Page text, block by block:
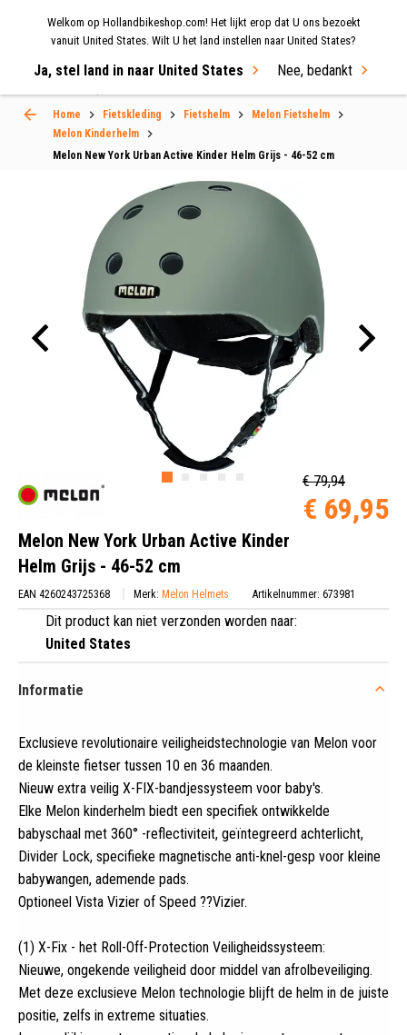
Welkom op Hollandbikeshop.com! Het lijkt erop dat U ons bezoekt
vanuit United States. Wilt U het land instellen naar United States?
Ja, stel land in naar United States Nee, bedankt
Home Fietskleding Fietshelm
Melon Fietshelm
Melon Kinderhelm
Melon New York Urban Active Kinder Helm Grijs - 46-52 cm
€ 79,94
€ 69,95
Melon New York Urban Active Kinder
Helm Grijs - 46-52 cm
EAN 4260243725368 Merk: Melon Helmets Artikelnummer: 673981
Informatie
Exclusieve revolutionaire veiligheidstechnologie van Melon voor
de kleinste fietser tussen 10 en 36 maanden.
Nieuw extra veilig X-FIX-bandjessysteem voor baby's.
Elke Melon kinderhelm biedt een specifiek ontwikkelde
babyschaal met 360° -reflectiviteit, geïntegreerd achterlicht,
Divider Lock, specifieke magnetische anti-knel-gesp voor kleine
babywangen, ademende pads.
Optioneel Vista Vizier of Speed ??Vizier.
(1) X-Fix - het Roll-Off-Protection Veiligheidssysteem:
Nieuwe, ongekende veiligheid door middel van afrolbeveiliging.
Met deze exclusieve Melon technologie blijft de helm in de juiste
positie, zelfs in extreme situaties.
Dit product kan niet verzonden worden naar:
United States